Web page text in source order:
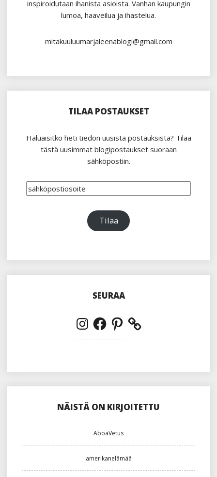
inspiroidutaan ihanista asioista. Vanhan kaupungin
lumoa, haaveilua ja ihastelua.
mitakuuluumarjaleenablogi@gmail.com
TILAA POSTAUKSET
Haluaisitko heti tiedon uusista postauksista? Tilaa
tästä uusimmat blogipostaukset suoraan
sähköpostiin.
sähköpostiosoite
Tilaa
SEURAA
InstagramFacebookPinterest
NÄISTÄ ON KIRJOITETTU
AboaVetus
amerikanelämää